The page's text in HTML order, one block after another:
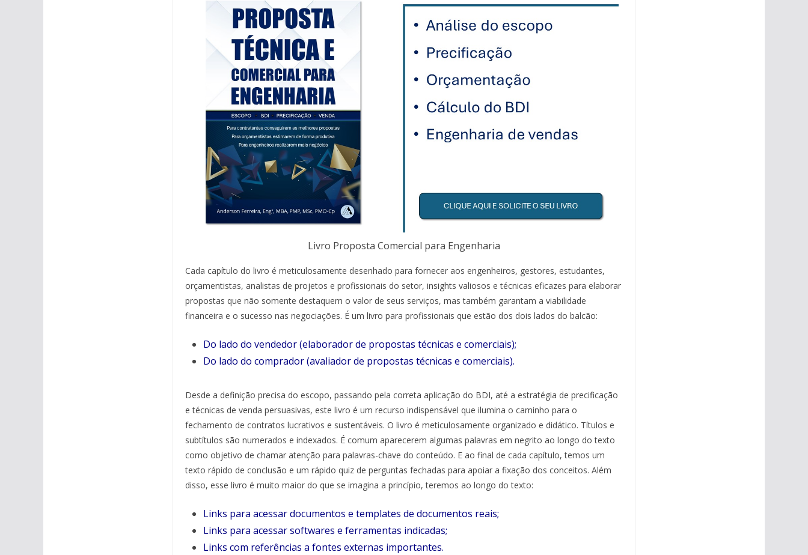
Livro Proposta Comercial para Engenharia
Cada capítulo do livro é meticulosamente desenhado para fornecer aos engenheiros, gestores, estudantes,
orçamentistas, analistas de projetos e profissionais do setor, insights valiosos e técnicas eficazes para elaborar
propostas que não somente destaquem o valor de seus serviços, mas também garantam a viabilidade
financeira e o sucesso nas negociações. É um livro para profissionais que estão dos dois lados do balcão:
Do lado do vendedor (elaborador de propostas técnicas e comerciais);
Do lado do comprador (avaliador de propostas técnicas e comerciais).
Desde a definição precisa do escopo, passando pela correta aplicação do BDI, até a estratégia de precificação
e técnicas de venda persuasivas, este livro é um recurso indispensável que ilumina o caminho para o
fechamento de contratos lucrativos e sustentáveis. O livro é meticulosamente organizado e didático. Títulos e
subtítulos são numerados e indexados. É comum aparecerem algumas palavras em negrito ao longo do texto
como objetivo de chamar atenção para palavras-chave do conteúdo. E ao final de cada capítulo, temos um
texto rápido de conclusão e um rápido quiz de perguntas fechadas para apoiar a fixação dos conceitos. Além
disso, esse livro é muito maior do que se imagina a princípio, teremos ao longo do texto:
Links para acessar documentos e templates de documentos reais;
Links para acessar softwares e ferramentas indicadas;
Links com referências a fontes externas importantes.